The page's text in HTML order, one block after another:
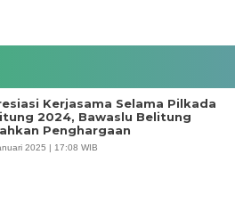
Kerjasama Selama Pilkada
2024, Bawaslu Belitung
Penghargaan
2025 | 17:08 WIB